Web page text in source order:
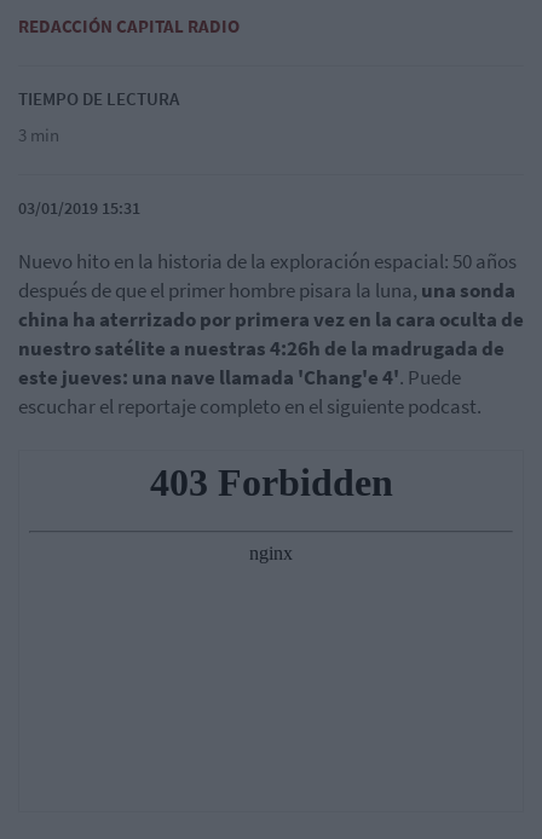
REDACCIÓN CAPITAL RADIO
TIEMPO DE LECTURA
3 min
03/01/2019 15:31
Nuevo hito en la historia de la exploración espacial: 50 años
después de que el primer hombre pisara la luna, una sonda
china ha aterrizado por primera vez en la cara oculta de
nuestro satélite a nuestras 4:26h de la madrugada de
este jueves: una nave llamada 'Chang'e 4'. Puede
escuchar el reportaje completo en el siguiente podcast.